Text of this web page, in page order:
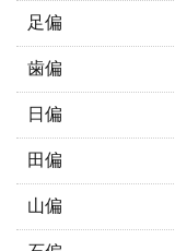
足偏
歯偏
日偏
田偏
山偏